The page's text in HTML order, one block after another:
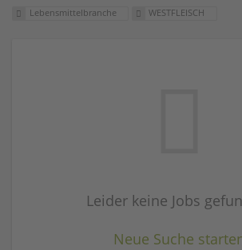
Lebensmittelbranche WESTFLEISCH
Leider keine Jobs
Neue Suche